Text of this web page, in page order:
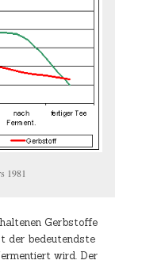
1981
Gerbstoffe
der bedeutendste
wird. Der